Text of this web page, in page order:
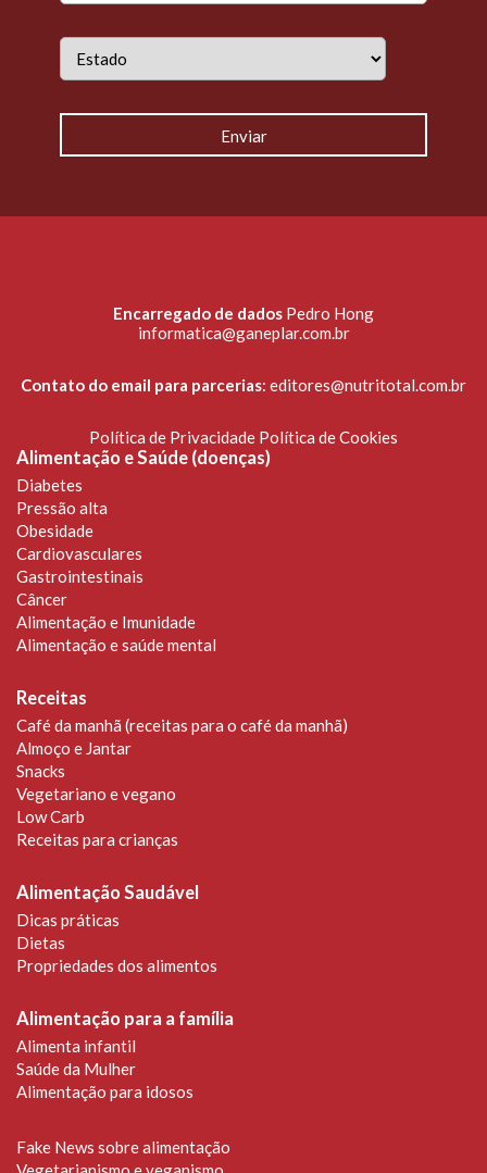
Encarregado de dados Pedro Hong
informatica@ganeplar.com.br
Contato do email para parcerias: editores@nutritotal.com.br
Política de Privacidade Política de Cookies
Alimentação e Saúde (doenças)
Diabetes
Pressão alta
Obesidade
Cardiovasculares
Gastrointestinais
Câncer
Alimentação e Imunidade
Alimentação e saúde mental
Receitas
Café da manhã (receitas para o café da manhã)
Almoço e Jantar
Snacks
Vegetariano e vegano
Low Carb
Receitas para crianças
Alimentação Saudável
Dicas práticas
Dietas
Propriedades dos alimentos
Alimentação para a família
Alimenta infantil
Saúde da Mulher
Alimentação para idosos
Fake News sobre alimentação